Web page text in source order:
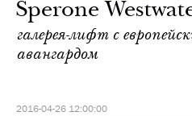
Sperone
галерея-лифт с
авангардом
2016-04-26 12:00:00